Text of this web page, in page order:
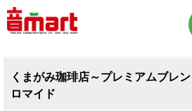
くまがみ珈琲店～プレミアムブレ
ロマイド